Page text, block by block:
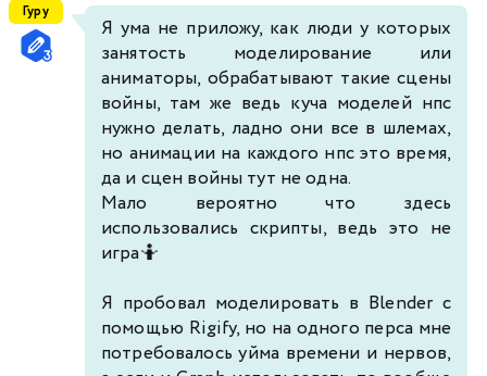
Гуру
Я ума не приложу, как люди у которых
занятость моделирование или
аниматоры, обрабатывают такие сцены
войны, там же ведь куча моделей нпс
нужно делать, ладно они все в шлемах,
но анимации на каждого нпс это время,
да и сцен войны тут не одна.
Мало вероятно что здесь
использовались скрипты, ведь это не
игра🤷
Я пробовал моделировать в Blender с
помощью Rigify, но на одного перса мне
потребовалось уйма времени и нервов,